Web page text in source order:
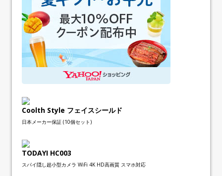
Coolth Style フェイスシールド
日本メーカー保証 (10個セット)
TODAYI HC003
スパイ隠し超小型カメラ WiFi 4K HD高画質 スマホ対応